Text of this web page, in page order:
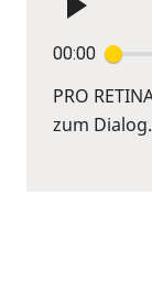
00:00
PRO
zum Dialog.